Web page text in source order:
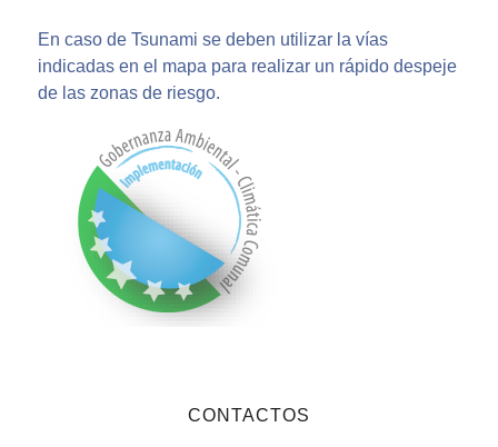
En caso de Tsunami se deben utilizar la vías
indicadas en el mapa para realizar un rápido despeje
de las zonas de riesgo.
CONTACTOS